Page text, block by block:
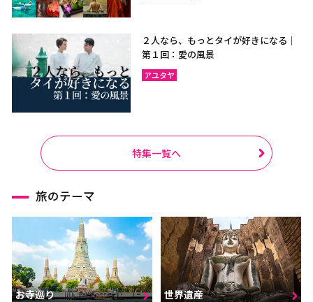
２人なら、もっとタイが好きになる｜
第１回：愛の風景
アユタヤ
特集一覧へ
旅のテーマ
お寺巡り 世界遺産